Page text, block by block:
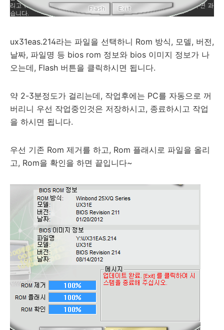
ux31eas.214라는 파일을 선택하니 Rom 방식, 모델, 버전,
날짜, 파일명 등 bios rom 정보와 bios 이미지 정보가 나
오는데, Flash 버튼을 클릭하시면 됩니다.
약 2-3분정도가 걸리는데, 작업후에는 PC를 자동으로 꺼
버리니 우선 작업중인것은 저장하시고, 종료하시고 작업
을 하시면 됩니다.
우선 기존 Rom 제거를 하고, Rom 플래시로 파일을 올리
고, Rom을 확인을 하면 끝입니다~